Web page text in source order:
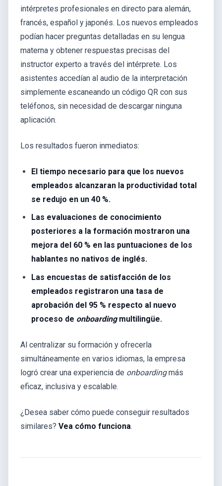
intérpretes profesionales en directo para alemán,
francés, español y japonés. Los nuevos empleados
podían hacer preguntas detalladas en su lengua
materna y obtener respuestas precisas del
instructor experto a través del intérprete. Los
asistentes accedían al audio de la interpretación
simplemente escaneando un código QR con sus
teléfonos, sin necesidad de descargar ninguna
aplicación.
Los resultados fueron inmediatos:
El tiempo necesario para que los nuevos
empleados alcanzaran la productividad total
se redujo en un 40 %.
Las evaluaciones de conocimiento
posteriores a la formación mostraron una
mejora del 60 % en las puntuaciones de los
hablantes no nativos de inglés.
Las encuestas de satisfacción de los
empleados registraron una tasa de
aprobación del 95 % respecto al nuevo
proceso de onboardingmultilingüe.
Al centralizar su formación y ofrecerla
simultáneamente en varios idiomas, la empresa
logró crear una experiencia de onboardingmás
eficaz, inclusiva y escalable.
¿Desea saber cómo puede conseguir resultados
similares? Vea cómo funciona.